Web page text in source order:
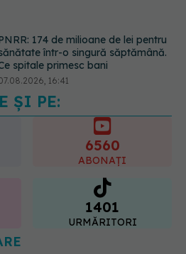
spune culoarea ta preferată
vârsta pe care o ai. Care
"codul cromatic" al generațiilor
07.08.2026, 21:29
ȘI PE:
1401
URMĂRITORI